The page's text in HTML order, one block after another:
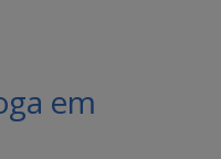
em